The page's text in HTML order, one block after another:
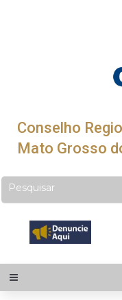
Conselho
Mato Grosso